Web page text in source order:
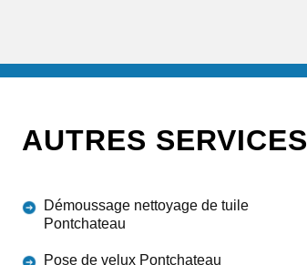
AUTRES SERVICES
Démoussage nettoyage de tuile
Pontchateau
Pose de velux Pontchateau